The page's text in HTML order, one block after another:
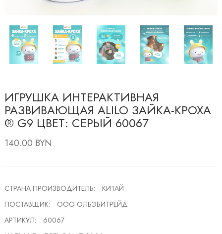
ИГРУШКА ИНТЕРАКТИВНАЯ
РАЗВИВАЮЩАЯ ALILO ЗАЙКА-КРОХА
® G9 ЦВЕТ: СЕРЫЙ 60067
140.00 BYN
СТРАНА ПРОИЗВОДИТЕЛЬ:
КИТАЙ
ПОСТАВЩИК:
ООО ОЛБЭБИТРЕЙД
АРТИКУЛ:
60067